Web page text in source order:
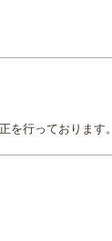
を行っております。